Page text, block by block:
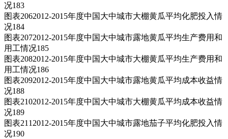
况183
图表2062012-2015年度中国大中城市大棚黄瓜平均化肥投入情
况184
图表2072012-2015年度中国大中城市露地黄瓜平均生产费用和
用工情况185
图表2082012-2015年度中国大中城市大棚黄瓜平均生产费用和
用工情况186
图表2092012-2015年度中国大中城市露地黄瓜平均成本收益情
况188
图表2102012-2015年度中国大中城市大棚黄瓜平均成本收益情
况189
图表2112012-2015年度中国大中城市露地茄子平均化肥投入情
况190